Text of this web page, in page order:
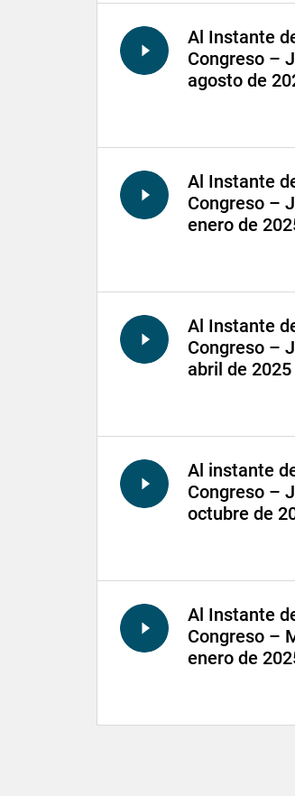
Al Instante
Congreso –
agosto de
Al Instante
Congreso –
enero de
Al Instante
Congreso –
abril de 2025
Al instante
Congreso –
octubre de
Al Instante
Congreso –
enero de